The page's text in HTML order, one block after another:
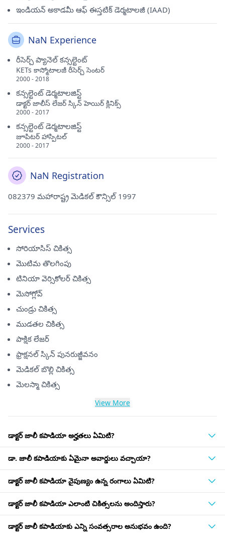
ఇండియన్ అకాడమీ ఆఫ్ ఈస్తటిక్ డెర్మటాలజీ (IAAD)
NaN Experience
రీసెర్చ్ ప్యానెల్ కన్సల్టెంట్
KETs కాస్మోటాలజీ రీసెర్చ్ సెంటర్
2000 - 2018
కన్సల్టెంట్ డెర్మటాలజిస్ట్
డాక్టర్ జాలీస్ లేజర్ స్కిన్ హెయిర్ క్లినిక్స్
2000 - 2017
కన్సల్టెంట్ డెర్మటాలజిస్ట్
జూపిటర్ హాస్పిటల్
2000 - 2017
NaN Registration
082379 మహారాష్ట్ర మెడికల్ కౌన్సిల్ 1997
Services
సోరియాసిస్ చికిత్స
మొటిమ తొలగింపు
టినియా వెర్సికోలర్ చికిత్స
మెసోగ్లోవ్
చుండ్రు చికిత్స
ముడతల చికిత్స
పాక్షిక లేజర్
ఫ్రాక్షనల్ స్కిన్ పునరుజ్జీవనం
మెడికల్ బొల్లి చికిత్స
మెలస్మా చికిత్స
View More
డాక్టర్ జాలీ కపాడియా అర్హతలు ఏమిటి?
డా. జాలీ కపాడియాకు ఏమైనా అవార్డులు వచ్చాయా?
డాక్టర్ జాలీ కపాడియా నైపుణ్యం ఉన్న రంగాలు ఏమిటి?
డాక్టర్ జాలీ కపాడియా ఎలాంటి చికిత్సలను అందిస్తారు?
డాక్టర్ జాలీ కపాడియాకు ఎన్ని సంవత్సరాల అనుభవం ఉంది?